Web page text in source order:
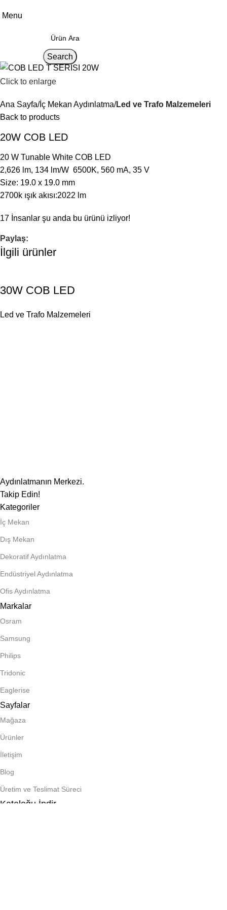
Menu
Search
Click to enlarge
Ana Sayfa İç Mekan Aydınlatma Led ve Trafo Malzemeleri
Back to products
20W COB LED
20 W Tunable White COB LED
2,626 lm, 134 lm/W 6500K, 560 mA, 35 V
Size: 19.0 x 19.0 mm
2700k ışık akısı:2022 lm
17 İnsanlar şu anda bu ürünü izliyor!
Paylaş:
İlgili ürünler
30W COB LED
Led ve Trafo Malzemeleri
Aydınlatmanın Merkezi.
Takip Edin!
Kategoriler
İç Mekan
Dış Mekan
Dekoratif Aydınlatma
Endüstriyel Aydınlatma
Ofis Aydınlatma
Markalar
Osram
Samsung
Philips
Tridonic
Eaglerise
Sayfalar
Mağaza
Ürünler
İletişim
Blog
Üretim ve Teslimat Süreci
Kataloğu İndir